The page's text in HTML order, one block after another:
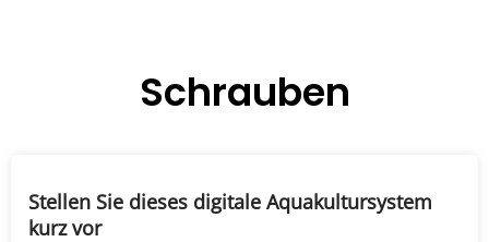
Schrauben
Stellen Sie dieses digitale Aquakultursystem
kurz vor